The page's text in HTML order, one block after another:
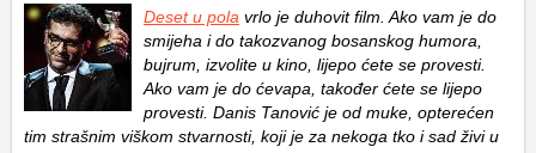
Deset u pola vrlo je duhovit film. Ako vam je do
smijeha i do takozvanog bosanskog humora,
bujrum, izvolite u kino, lijepo ćete se provesti.
Ako vam je do ćevapa, također ćete se lijepo
provesti. Danis Tanović je od muke, opterećen
tim strašnim viškom stvarnosti, koji je za nekoga tko i sad živi u